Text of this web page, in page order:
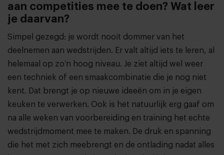
aan competities mee te doen? Wat leer
je daarvan?
Simpel gezegd: je wordt nooit dommer van het
deelnemen aan wedstrijden. Er valt altijd iets te leren, al
helemaal op zo’n hoog niveau. Je ziet altijd wel weer
een techniek of een smaakcombinatie die je nog niet
kent. Dat brengt je op nieuwe ideeën om in je eigen
keuken te verwerken. Ook is het natuurlijk erg gaaf om
na alle weken van voorbereiding en training het echte
wedstrijdmoment mee te maken. De druk en spanning
die het met zich meebrengt en de ontlading nadat alles